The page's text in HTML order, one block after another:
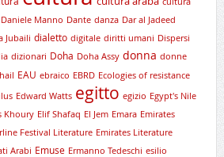
Daniele Manno Dante danza Dar al Jadeed
Jubaili dialetto digitale diritti umani Dispersi
dizionari Doha Doha Assy donna donne
EAU ebraico EBRD Ecologies of resistance
Edward Watts egitto egizio Egypt's Nile
Khoury Elif Shafaq El Jem Emara Emirates
Festival Literature Emirates Literature
Arabi Emuse Ermanno Tedeschi esilio